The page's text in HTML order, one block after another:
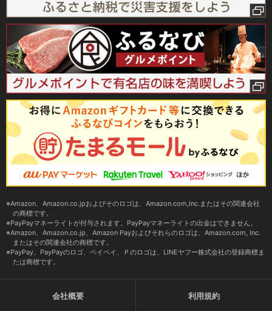
Amazon、Amazon.co.jpおよびそのロゴは、Amazon.com,Inc.またはその関連会社
の商標です。
PayPayマネーライトが付与されます。PayPayマネーライトの出金はできません。
Amazon、Amazon.co.jp、Amazon Payおよびそれらのロゴは、Amazon.com, Inc.
またはその関連会社の商標です。
PayPay、PayPayのロゴ、ペイペイ、Ｐのロゴは、LINEヤフー株式会社の登録商標ま
たは商標です。
会社概要 利用規約